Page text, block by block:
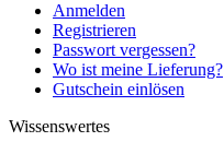
Anmelden
Registrieren
Passwort vergessen?
Wo ist meine Lieferung?
Gutschein einlösen
Wissenswertes